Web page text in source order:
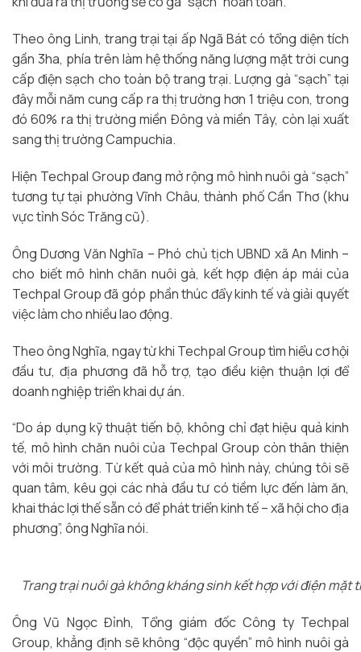
Theo ông Linh, trang trại tại ấp Ngã Bát có tổng diện tích
gần 3ha, phía trên làm hệ thống năng lượng mặt trời cung
cấp điện sạch cho toàn bộ trang trại. Lượng gà “sạch” tại
đây mỗi năm cung cấp ra thị trường hơn 1 triệu con, trong
đó 60% ra thị trường miền Đông và miền Tây, còn lại xuất
sang thị trường Campuchia.
Hiện Techpal Group đang mở rộng mô hình nuôi gà “sạch”
tương tự tại phường Vĩnh Châu, thành phố Cần Thơ (khu
vực tỉnh Sóc Trăng cũ).
Ông Dương Văn Nghĩa – Phó chủ tịch UBND xã An Minh –
cho biết mô hình chăn nuôi gà, kết hợp điện áp mái của
Techpal Group đã góp phần thúc đẩy kinh tế và giải quyết
việc làm cho nhiều lao động.
Theo ông Nghĩa, ngay từ khi Techpal Group tìm hiểu cơ hội
đầu tư, địa phương đã hỗ trợ, tạo điều kiện thuận lợi để
doanh nghiệp triển khai dự án.
“Do áp dụng kỹ thuật tiến bộ, không chỉ đạt hiệu quả kinh
tế, mô hình chăn nuôi của Techpal Group còn thân thiện
với môi trường. Từ kết quả của mô hình này, chúng tôi sẽ
quan tâm, kêu gọi các nhà đầu tư có tiềm lực đến làm ăn,
khai thác lợi thế sẵn có để phát triển kinh tế – xã hội cho địa
phương”, ông Nghĩa nói.
Trang trại nuôi gà không kháng sinh kết hợp với điện mặt
Ông Vũ Ngọc Đỉnh, Tổng giám đốc Công ty Techpal
Group, khẳng định sẽ không “độc quyền” mô hình nuôi gà